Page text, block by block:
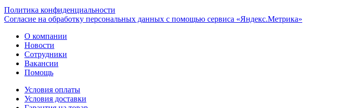
Политика конфиденциальности
Согласие на обработку персональных данных с помощью сервиса «Яндекс.Метрика»
О компании
Новости
Сотрудники
Вакансии
Помощь
Условия оплаты
Условия доставки